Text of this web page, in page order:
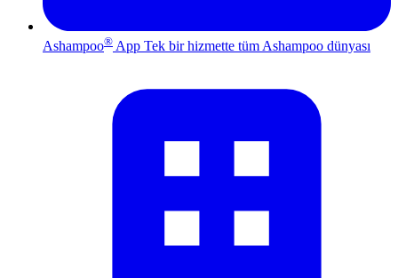
Ashampoo® App Tek bir hizmette tüm Ashampoo dünyası